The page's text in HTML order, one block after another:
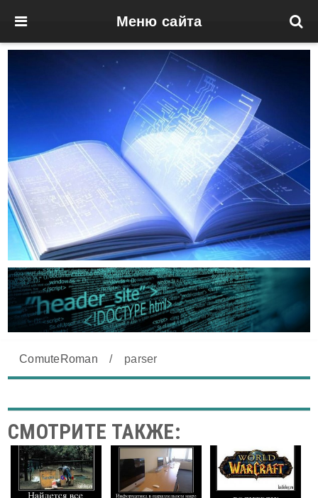
Меню сайта
ComuteRoman / parser
СМОТРИТЕ ТАКЖЕ: